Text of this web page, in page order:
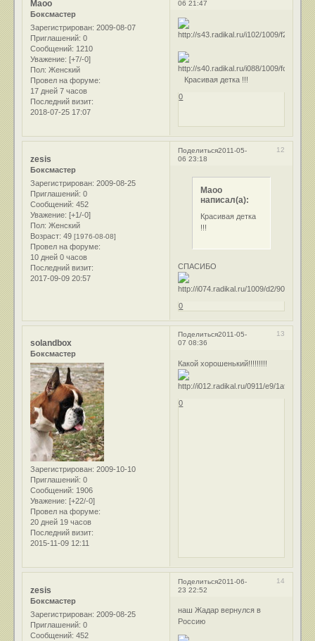
06 21:47
Маоо
Боксмастер
Зарегистрирован: 2009-08-07
Приглашений: 0
Сообщений: 1210
Уважение: [+7/-0]
Пол: Женский
Провел на форуме:
17 дней 7 часов
Последний визит:
2018-07-25 17:07
Красивая детка !!!
0
Поделиться 12
2011-05-
06 23:18
zesis
Боксмастер
Зарегистрирован: 2009-08-25
Приглашений: 0
Сообщений: 452
Уважение: [+1/-0]
Пол: Женский
Возраст: 49[1976-08-08]
Провел на форуме:
10 дней 0 часов
Последний визит:
2017-09-09 20:57
Маоо
написал(а):
Красивая детка
!!!
СПАСИБО
0
Поделиться 13
2011-05-
07 08:36
solandbox
Боксмастер
Зарегистрирован: 2009-10-10
Приглашений: 0
Сообщений: 1906
Уважение: [+22/-0]
Провел на форуме:
20 дней 19 часов
Последний визит:
2015-11-09 12:11
Какой хорошенький!!!!!!!!!
0
Поделиться 14
2011-06-
23 22:52
zesis
Боксмастер
Зарегистрирован: 2009-08-25
Приглашений: 0
Сообщений: 452
наш Жадар вернулся в
Россию